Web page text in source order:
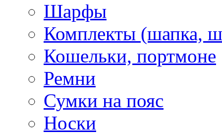
Шарфы
Комплекты (шапка,
Кошельки, портмоне
Ремни
Сумки на пояс
Носки